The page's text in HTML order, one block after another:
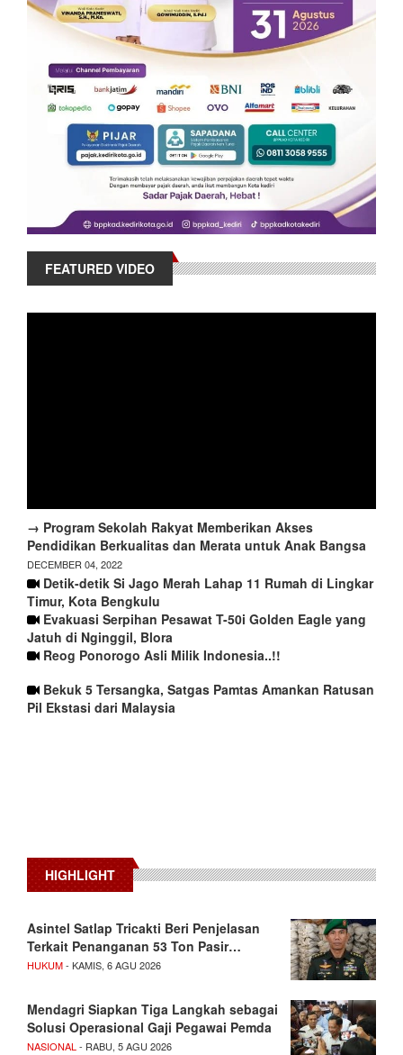
FEATURED VIDEO
→ Program Sekolah Rakyat Memberikan Akses
Pendidikan Berkualitas dan Merata untuk Anak Bangsa
DECEMBER 04, 2022
Detik-detik Si Jago Merah Lahap 11 Rumah di Lingkar
Timur, Kota Bengkulu
Evakuasi Serpihan Pesawat T-50i Golden Eagle yang
Jatuh di Nginggil, Blora
Reog Ponorogo Asli Milik Indonesia..!!
Bekuk 5 Tersangka, Satgas Pamtas Amankan Ratusan
Pil Ekstasi dari Malaysia
HIGHLIGHT
Asintel Satlap Tricakti Beri Penjelasan
Terkait Penanganan 53 Ton Pasir…
HUKUM- KAMIS, 6 AGU 2026
Mendagri Siapkan Tiga Langkah sebagai
Solusi Operasional Gaji Pegawai Pemda
NASIONAL- RABU, 5 AGU 2026